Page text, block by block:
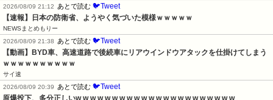
2026/08/09 21:12
あとで読む 🐦Tweet
【速報】日本の防衛省、ようやく気づいた模様ｗｗｗｗｗ
NEWSまとめもりー
2026/08/09 21:38
あとで読む 🐦Tweet
【動画】BYD車、高速道路で後続車にリアウインドウアタックを仕掛けてしまう
ｗｗｗｗｗｗｗｗｗｗ
サイ速
2026/08/09 20:39
あとで読む 🐦Tweet